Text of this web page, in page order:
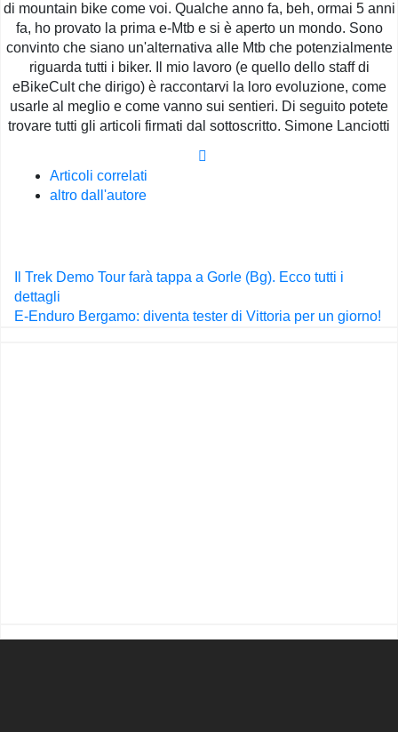
di mountain bike come voi. Qualche anno fa, beh, ormai 5 anni
fa, ho provato la prima e-Mtb e si è aperto un mondo. Sono
convinto che siano un'alternativa alle Mtb che potenzialmente
riguarda tutti i biker. Il mio lavoro (e quello dello staff di
eBikeCult che dirigo) è raccontarvi la loro evoluzione, come
usarle al meglio e come vanno sui sentieri. Di seguito potete
trovare tutti gli articoli firmati dal sottoscritto. Simone Lanciotti
Articoli correlati
altro dall'autore
Navigazione
articoli
Il Trek Demo Tour farà tappa a Gorle (Bg). Ecco tutti i
dettagli
E-Enduro Bergamo: diventa tester di Vittoria per un giorno!